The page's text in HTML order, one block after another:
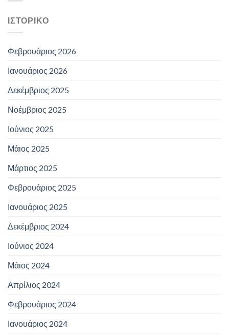
ΙΣΤΟΡΙΚΌ
Φεβρουάριος 2026
Ιανουάριος 2026
Δεκέμβριος 2025
Νοέμβριος 2025
Ιούνιος 2025
Μάιος 2025
Μάρτιος 2025
Φεβρουάριος 2025
Ιανουάριος 2025
Δεκέμβριος 2024
Ιούνιος 2024
Μάιος 2024
Απρίλιος 2024
Φεβρουάριος 2024
Ιανουάριος 2024